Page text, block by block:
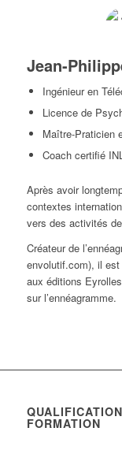
Jean-
Ingénieur en
Licence de
Maître-Praticien
Coach certifié
Après avoir
contextes
vers des activités
Créateur de
envolutif.com), il
aux éditions
sur l’ennéagramme.
FORMATION